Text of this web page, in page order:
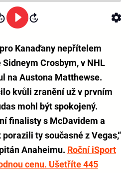
Kanaďany nepřítelem
Crosbym, v NHL
na Austona Matthewse.
kvůli zranění už v prvním
mohl být spokojený.
finalisty s McDavidem a
ty současné z Vegas,“
Anaheimu. Roční iSport
cenu. Ušetříte 445